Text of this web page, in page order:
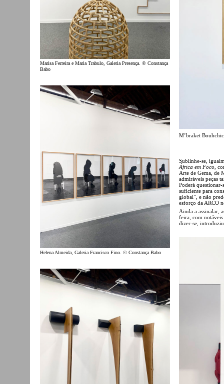
Marisa Ferreira e Maria Trabulo, Galeria Presença. © Constança
Babo
Helena Almeida, Galeria Francisco Fino. © Constança Babo
M’braket
Sublinhe-se,
África em Foco ,
Arte de Gema, de
admiráveis peças
Poderá
suficiente para
global”, e não
esforço da ARCO
Ainda a assinalar,
feira, com
dizer-se,